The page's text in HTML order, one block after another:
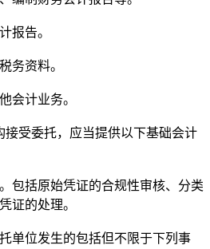
告。
资料。
计业务。
受委托，应当提供以下基础会计
括原始凭证的合规性审核、分类
证的处理。
位发生的包括但不限于下列事